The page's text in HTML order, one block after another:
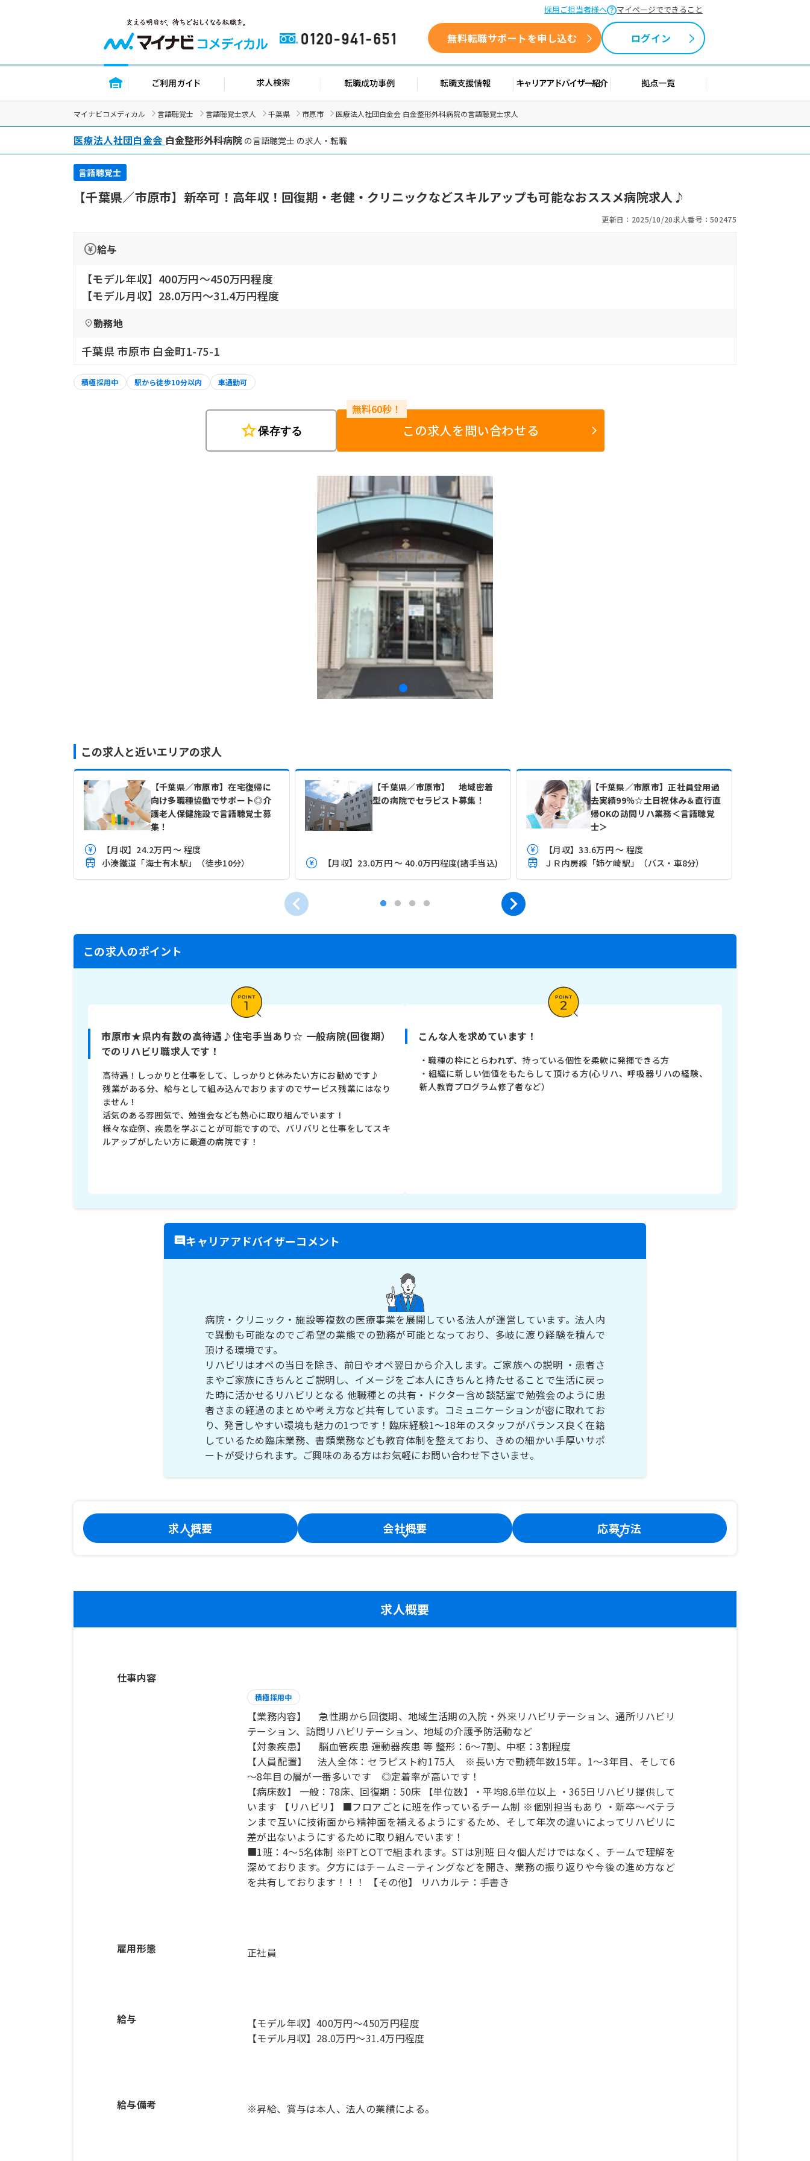
採用ご担当者様へ マイページでできること
0120-941-651 無料転職サポートを申し込む ログイン
トップページ ご利用ガイド 求人検索 転職成功事例 転職支援情報 キャリアアドバイザー紹介 拠点一覧
マイナビコメディカル 言語聴覚士 言語聴覚士求人 千葉県 市原市 医療法人社団白金会 白金整形外科病院の言語聴覚士求人
医療法人社団白金会 白金整形外科病院 の言語聴覚士 の求人・転職
言語聴覚士
【千葉県／市原市】新卒可！高年収！回復期・老健・クリニックなどスキルアップも可能なおススメ病院求人♪
更新日：2025/10/20求人番号：502475
給与
【モデル年収】400万円〜450万円程度
【モデル月収】28.0万円〜31.4万円程度
勤務地
千葉県 市原市 白金町1-75-1
積極採用中 駅から徒歩10分以内 車通勤可
star保存する この求人を問い合わせる
この求人と近いエリアの求人
【千葉県／市原市】在宅復帰に
向け多職種協働でサポート◎介
護老人保健施設で言語聴覚士募
集！
【月収】24.2万円 ～ 程度
小湊鐵道「海士有木駅」（徒歩10分）
【千葉県／市原市】 地域密着
型の病院でセラピスト募集！
【月収】23.0万円 ～ 40.0万円程度(諸手当込)
【千葉県／市原市】正社員登用過
去実績99％☆土日祝休み＆直行直
帰OKの訪問リハ業務＜言語聴覚
士＞
【月収】33.6万円 ～ 程度
ＪＲ内房線「姉ケ崎駅」（バス・車8分）
この求人のポイント
市原市★県内有数の高待遇♪住宅手当あり☆ 一般病院(回復期）
でのリハビリ職求人です！
高待遇！しっかりと仕事をして、しっかりと休みたい方にお勧めです♪
残業がある分、給与として組み込んでおりますのでサービス残業にはなり
ません！
活気のある雰囲気で、勉強会なども熱心に取り組んでいます！
様々な症例、疾患を学ぶことが可能ですので、バリバリと仕事をしてスキ
ルアップがしたい方に最適の病院です！
こんな人を求めています！
・職種の枠にとらわれず、持っている個性を柔軟に発揮できる方
・組織に新しい価値をもたらして頂ける方(心リハ、呼吸器リハの経験、
新人教育プログラム修了者など）
キャリアアドバイザーコメント
病院・クリニック・施設等複数の医療事業を展開している法人が運営しています。法人内
で異動も可能なのでご希望の業態での勤務が可能となっており、多岐に渡り経験を積んで
頂ける環境です。
リハビリはオペの当日を除き、前日やオペ翌日から介入します。ご家族への説明 ・患者さ
まやご家族にきちんとご説明し、イメージをご本人にきちんと持たせることで生活に戻っ
た時に活かせるリハビリとなる 他職種との共有・ドクター含め談話室で勉強会のように患
者さまの経過のまとめや考え方など共有しています。コミュニケーションが密に取れてお
り、発言しやすい環境も魅力の1つです！臨床経験1～18年のスタッフがバランス良く在籍
しているため臨床業務、書類業務なども教育体制を整えており、きめの細かい手厚いサポ
ートが受けられます。ご興味のある方はお気軽にお問い合わせ下さいませ。
求人概要 会社概要 応募方法
求人概要
仕事内容
積極採用中
【業務内容】 急性期から回復期、地域生活期の入院・外来リハビリテーション、通所リハビリ
テーション、訪問リハビリテーション、地域の介護予防活動など
【対象疾患】 脳血管疾患 運動器疾患 等 整形：6～7割、中枢：3割程度
【人員配置】 法人全体：セラピスト約175人 ※長い方で勤続年数15年。1～3年目、そして6
～8年目の層が一番多いです ◎定着率が高いです！
【病床数】 一般：78床、回復期：50床 【単位数】・平均8.6単位以上 ・365日リハビリ提供して
います 【リハビリ】 ■フロアごとに班を作っているチーム制 ※個別担当もあり ・新卒～ベテラ
ンまで互いに技術面から精神面を補えるようにするため、そして年次の違いによってリハビリに
差が出ないようにするために取り組んでいます！
■1班：4～5名体制 ※PTとOTで組まれます。STは別班 日々個人だけではなく、チームで理解を
深めております。夕方にはチームミーティングなどを開き、業務の振り返りや今後の進め方など
を共有しております！！！ 【その他】 リハカルテ：手書き
雇用形態 正社員
給与
【モデル年収】400万円〜450万円程度
【モデル月収】28.0万円〜31.4万円程度
給与備考